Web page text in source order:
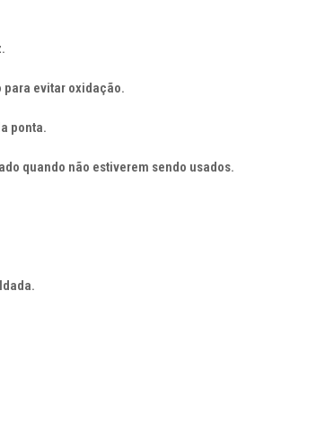
para evitar oxidação.
ponta.
quando não estiverem sendo usados.